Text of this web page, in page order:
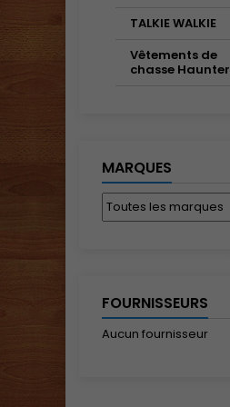
TALKIE WALKIE
Vêtements de
chasse Haunter
MARQUES
FOURNISSEURS
Aucun fournisseur